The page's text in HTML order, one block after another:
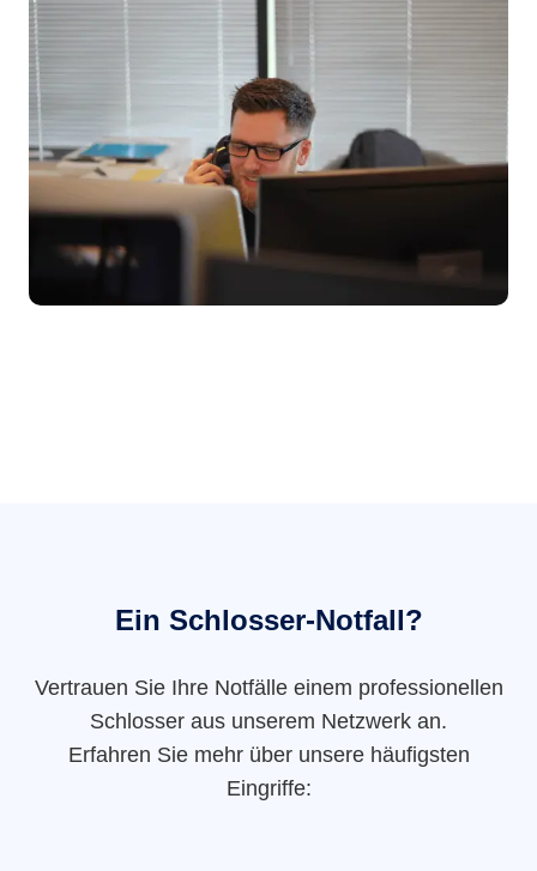
Ein Schlosser-Notfall?
Vertrauen Sie Ihre Notfälle einem professionellen
Schlosser aus unserem Netzwerk an.
Erfahren Sie mehr über unsere häufigsten
Eingriffe: